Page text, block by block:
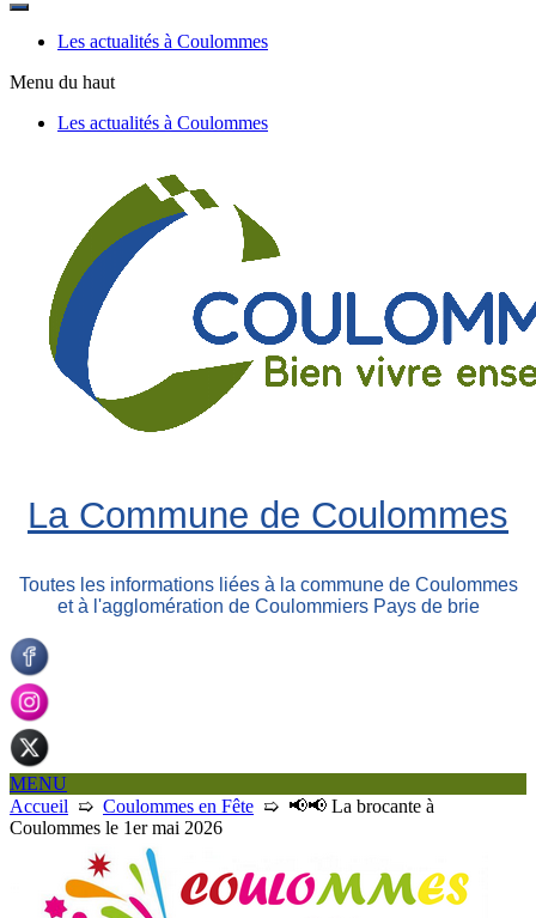
Fermer
rechercheLes actualités à Coulommes
Menu du haut
Les actualités à Coulommes
La Commune de Coulommes
Toutes les informations liées à la commune de Coulommes
et à l'agglomération de Coulommiers Pays de brie
MENU
Accueil ➯ Coulommes en Fête ➯ 📢​📢​ La brocante à
Coulommes le 1er mai 2026